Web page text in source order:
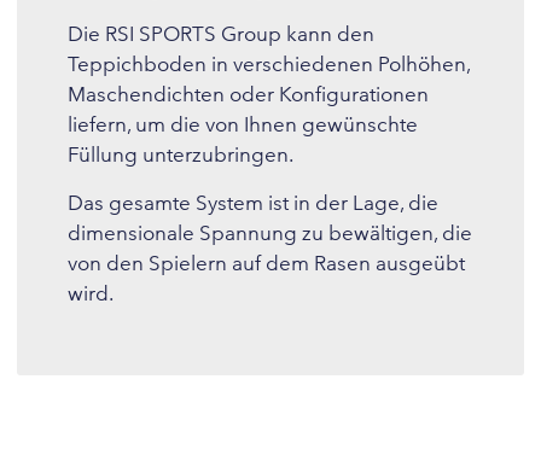
Die RSI SPORTS Group kann den
Teppichboden in verschiedenen Polhöhen,
Maschendichten oder Konfigurationen
liefern, um die von Ihnen gewünschte
Füllung unterzubringen.
Das gesamte System ist in der Lage, die
dimensionale Spannung zu bewältigen, die
von den Spielern auf dem Rasen ausgeübt
wird.